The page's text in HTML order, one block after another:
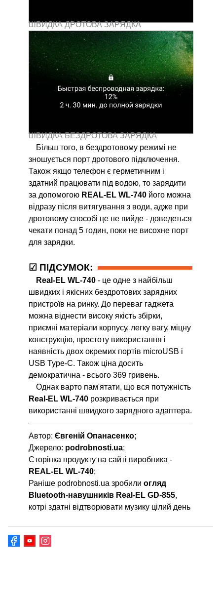
ШВИДКА ДРОТОВА ЗАРЯДКА
ШВИДКА БЕЗДРОТОВА ЗАРЯДКА
Більш того, в бездротовому режимі не
зношується порт дротового підключення.
Також якщо телефон є герметичним і
здатний працювати під водою, то зарядити
за допомогою REAL-EL WL-740 його можна
відразу після витягування з води, адже при
дротовому способі це не вийде - доведеться
чекати понад 5 годин, поки не висохне порт
для зарядки.
☑ ПІДСУМОК:
Real-EL WL-740- це одне з найбільш
швидких і якісних бездротових зарядних
пристроїв на ринку. До переваг гаджета
можна віднести високу якість збірки,
приємні матеріали корпусу, легку вагу, міцну
конструкцію, простоту використання і
наявність двох окремих портів microUSB і
USB Type-C. Також ціна досить
демократична - всього 369 гривень.
Однак варто пам'ятати, що вся потужність
Real-EL WL-740розкривається при
використанні швидкого зарядного адаптера.
Автор: Євгеній Опанасенко;
Джерело: podrobnosti.ua;
Сторінка продукту на сайті виробника -
REAL-EL WL-740;
Раніше podrobnosti.ua зробили огляд
Bluetooth-навушників Real-EL GD-855,
котрі здатні відтворювати музику цілий день